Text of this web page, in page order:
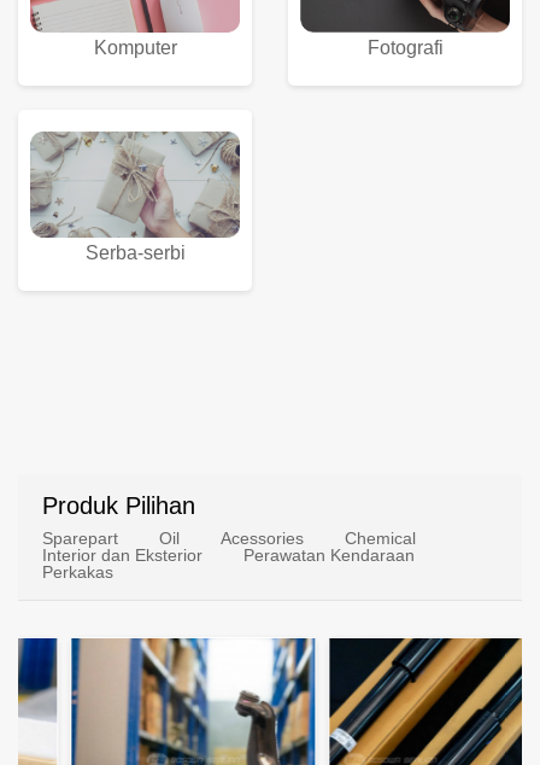
Komputer Fotografi
Serba-serbi
Produk Pilihan
Sparepart Oil Acessories
Chemical
Interior dan Eksterior
Perawatan Kendaraan
Perkakas